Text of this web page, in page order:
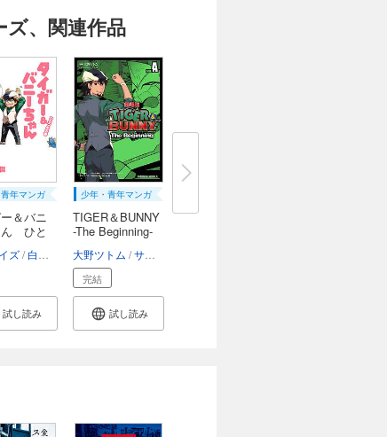
、関連作品
也
年マンガ
＆バニ
ん ひと
ズ 白石琴似
試し読み
少年・青年マンガ
TIGER＆BUNNY
-The Beginning-
大野ツトム サンライズ
完結
試し読み